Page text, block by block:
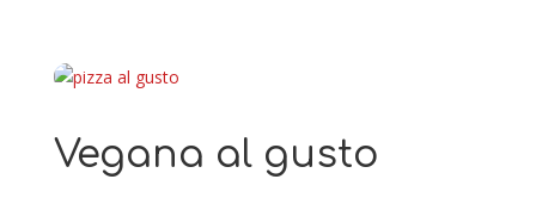
Vegana al gusto